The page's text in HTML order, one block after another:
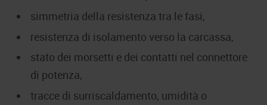
simmetria della resistenza tra le fasi,
resistenza di isolamento verso la carcassa,
stato dei morsetti e dei contatti nel connettore
di potenza,
tracce di surriscaldamento, umidità o